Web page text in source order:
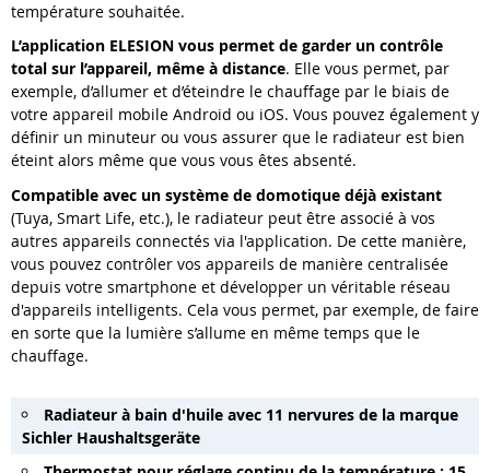
température souhaitée.
L’application ELESION vous permet de garder un contrôle
total sur l’appareil, même à distance. Elle vous permet, par
exemple, d’allumer et d’éteindre le chauffage par le biais de
votre appareil mobile Android ou iOS. Vous pouvez également y
définir un minuteur ou vous assurer que le radiateur est bien
éteint alors même que vous vous êtes absenté.
Compatible avec un système de domotique déjà existant
(Tuya, Smart Life, etc.), le radiateur peut être associé à vos
autres appareils connectés via l'application. De cette manière,
vous pouvez contrôler vos appareils de manière centralisée
depuis votre smartphone et développer un véritable réseau
d'appareils intelligents. Cela vous permet, par exemple, de faire
en sorte que la lumière s’allume en même temps que le
chauffage.
Radiateur à bain d'huile avec 11 nervures de la marque
Sichler Haushaltsgeräte